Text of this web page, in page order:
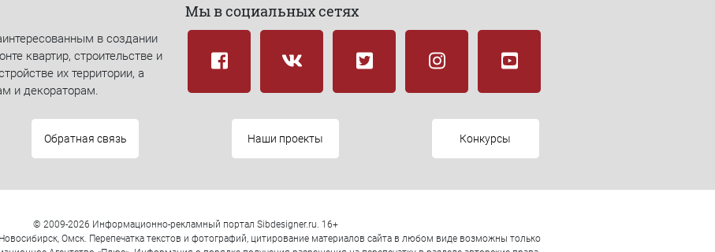
в создании
квартир, строительстве и
их территории, а
и декораторам.
Мы в социальных сетях
Обратная связь Наши проекты Конкурсы
© 2009-2026 Информационно-рекламный портал Sibdesigner.ru. 16+
Омск. Перепечатка текстов и фотографий, цитирование материалов сайта в любом виде возможны только